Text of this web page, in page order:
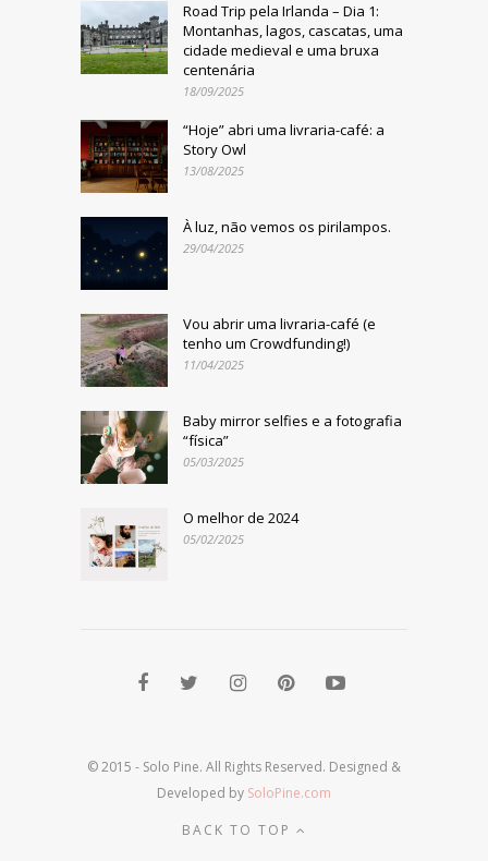
Road Trip pela Irlanda – Dia 1:
Montanhas, lagos, cascatas, uma
cidade medieval e uma bruxa
centenária
18/09/2025
“Hoje” abri uma livraria-café: a
Story Owl
13/08/2025
À luz, não vemos os pirilampos.
29/04/2025
Vou abrir uma livraria-café (e
tenho um Crowdfunding!)
11/04/2025
Baby mirror selfies e a fotografia
“física”
05/03/2025
O melhor de 2024
05/02/2025
© 2015 - Solo Pine. All Rights Reserved. Designed &
Developed by SoloPine.com
BACK TO TOP